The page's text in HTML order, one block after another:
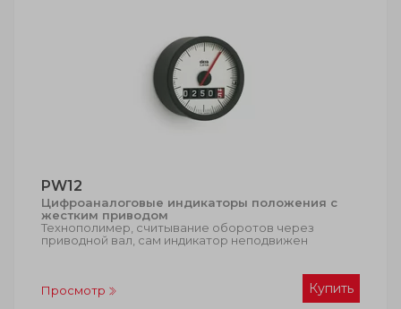
PW12
Цифроаналоговые индикаторы положения с
жестким приводом
Технополимер, считывание оборотов через
приводной вал, сам индикатор неподвижен
Просмотр Купить